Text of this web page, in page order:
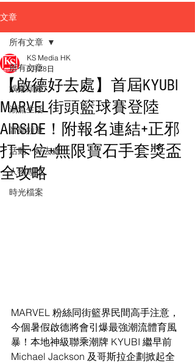
文章
所有文章
娛樂頭條
潮流生活
音樂頻道
活動・好去處
人物專訪
時光檔案
所有文章
【啟德好去處】首屆KYUBI
MARVEL街頭籃球賽登陸
AIRSIDE！附報名連結+正邪
打卡位+無限寶石手套獎盃
全攻略
KS Media HK
6月28日
MARVEL 粉絲同街籃界民間高手注意，
今個暑假啟德將會引爆最強潮流體育風
暴！本地神級聯乘潮牌 KYUBI 繼早前
Michael Jackson 及哥斯拉企劃掀起全